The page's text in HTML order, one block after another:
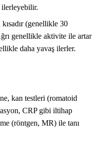
ilerleyebilir.
(genellikle 30
genellikle aktivite ile artar
daha yavaş ilerler.
kan testleri (romatoid
CRP gibi iltihap
(röntgen, MR) ile tanı